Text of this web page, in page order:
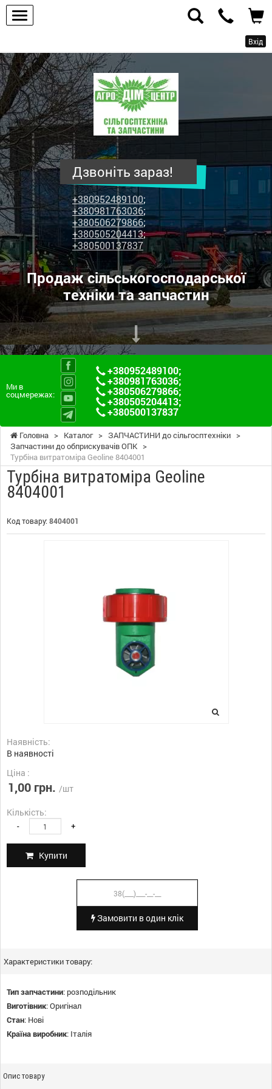
Вхід
ПП
"Агродім-
центр"
-
продаж
сільськогосподарської
техніки
та
запчастин
Дзвоніть зараз!
+380952489100;
+380981763036;
+380506279866;
+380505204413;
+380500137837
Продаж сільськогосподарської
техніки та запчастин
Ми в
соцмережах:
+380952489100;
+380981763036;
+380506279866;
+380505204413;
+380500137837
Головна > Каталог > ЗАПЧАСТИНИ до сільгосптехніки >
Запчастини до обприскувачів ОПК >
Турбіна витратоміра Geoline 8404001
Турбіна витратоміра Geoline
8404001
Код товару: 8404001
Наявність:
В наявності
Ціна :
1,00 грн. /шт
Кількість:
- +
Купити
Замовити в один клік
Характеристики товару:
Тип запчастини: розподільник
Виготівник:Оригінал
Стан: Нові
Країна виробник: Італія
Опис товару